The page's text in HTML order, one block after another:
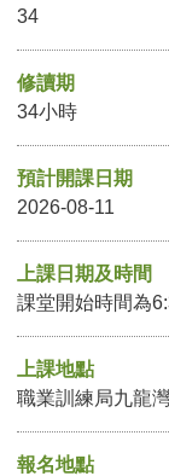
34
修讀期
34小時
預計開課日期
2026-08-11
上課日期及時間
課堂開始時間為
上課地點
職業訓練局九龍
報名地點